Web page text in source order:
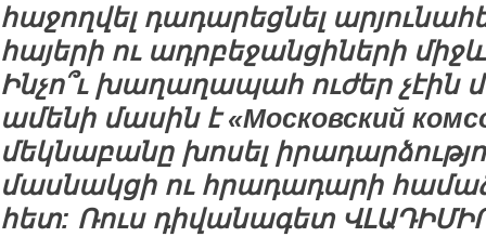
հաջողվել դադարեցնել
հայերի ու ադրբեջանցիների
Ինչո՞ւ խաղաղապահ ուժեր չէին
ամենի մասին է «Московский
մեկնաբանը խոսել
մասնակցի ու հրադադարի
հետ: Ռուս դիվանագետ